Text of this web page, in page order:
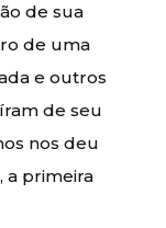
de sua
de uma
e outros
de seu
nos deu
, a primeira